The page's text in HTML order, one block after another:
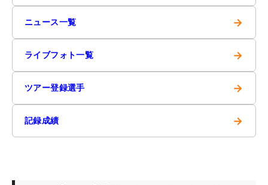
ニュース一覧 →
ライブフォト一覧 →
ツアー登録選手 →
記録成績 →